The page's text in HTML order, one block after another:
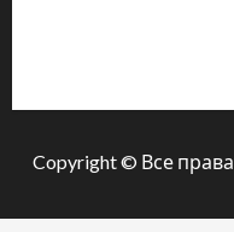
Copyright © Все